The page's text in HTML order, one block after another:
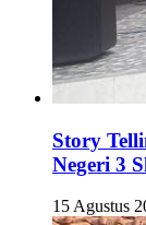
Story
Negeri 3
15 Agustus